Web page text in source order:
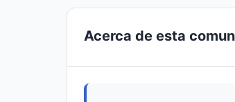
Acerca de esta